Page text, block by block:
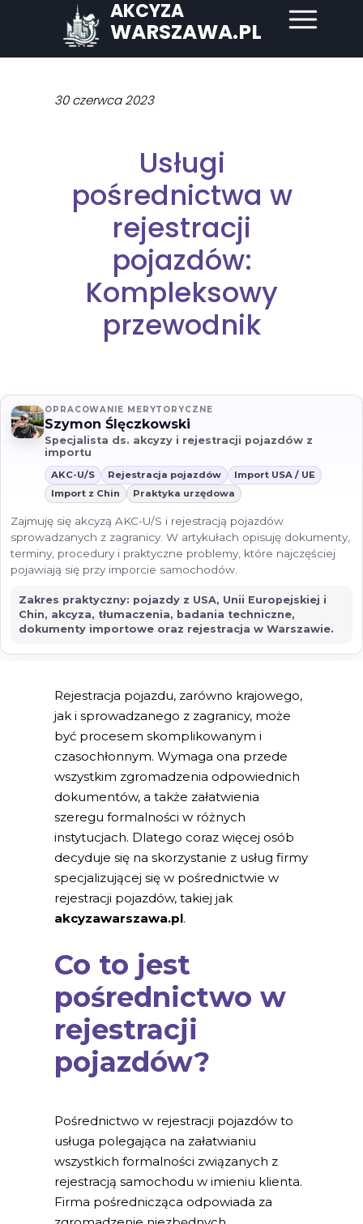
AKCYZA
WARSZAWA.PL
30 czerwca 2023
Usługi
pośrednictwa w
rejestracji
pojazdów:
Kompleksowy
przewodnik
Rejestracja pojazdu, zarówno krajowego,
jak i sprowadzanego z zagranicy, może
być procesem skomplikowanym i
czasochłonnym. Wymaga ona przede
wszystkim zgromadzenia odpowiednich
dokumentów, a także załatwienia
szeregu formalności w różnych
instytucjach. Dlatego coraz więcej osób
decyduje się na skorzystanie z usług firmy
specjalizującej się w pośrednictwie w
rejestracji pojazdów, takiej jak
akcyzawarszawa.pl.
Co to jest
pośrednictwo w
rejestracji
pojazdów?
Pośrednictwo w rejestracji pojazdów to
usługa polegająca na załatwianiu
wszystkich formalności związanych z
rejestracją samochodu w imieniu klienta.
Firma pośrednicząca odpowiada za
OPRACOWANIE MERYTORYCZNE
Szymon Ślęczkowski
Specjalista ds. akcyzy i rejestracji pojazdów z
importu
AKC-U/S Rejestracja pojazdów
Import USA / UE
Import z Chin
Praktyka urzędowa
Zajmuję się akcyzą AKC-U/S i rejestracją pojazdów
sprowadzanych z zagranicy. W artykułach opisuję dokumenty,
terminy, procedury i praktyczne problemy, które najczęściej
pojawiają się przy imporcie samochodów.
Zakres praktyczny: pojazdy z USA, Unii Europejskiej i
Chin, akcyza, tłumaczenia, badania techniczne,
dokumenty importowe oraz rejestracja w Warszawie.